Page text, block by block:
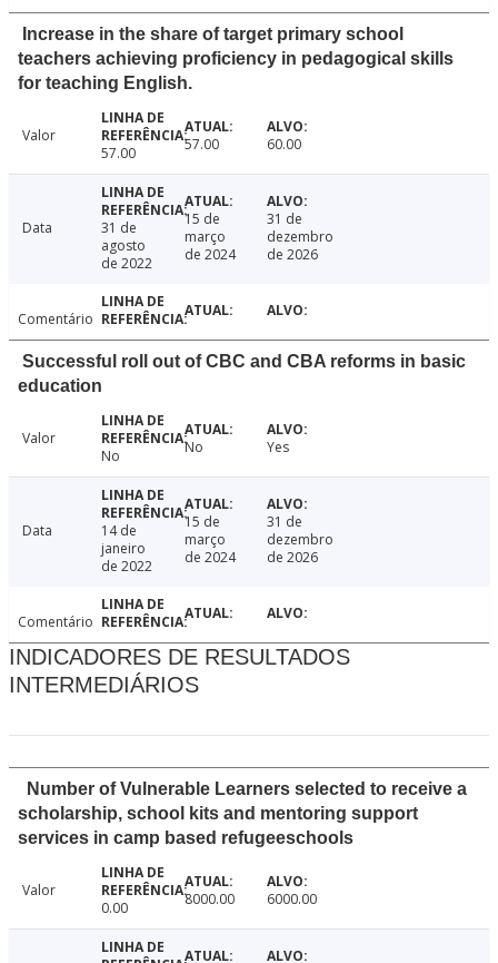
Increase in the share of target primary school
teachers achieving proficiency in pedagogical skills
for teaching English.
Valor
57.00
57.00 60.00
Data
31 de
agosto
de 2022
15 de
março
de 2024
31 de
dezembro
de 2026
Comentário
Successful roll out of CBC and CBA reforms in basic
education
Valor
No
No Yes
Data
14 de
janeiro
de 2022
15 de
março
de 2024
31 de
dezembro
de 2026
Comentário
INDICADORES DE RESULTADOS
INTERMEDIÁRIOS
Number of Vulnerable Learners selected to receive a
scholarship, school kits and mentoring support
services in camp based refugeeschools
Valor
0.00
8000.00 6000.00